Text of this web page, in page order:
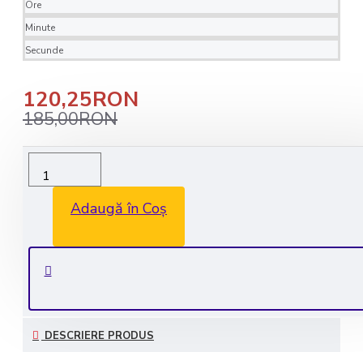
Ore
Minute
Secunde
120,25RON
185,00RON
Adaugă în Coș
Livrare rapida in 1-2 zile lucratoare
DESCRIERE PRODUS